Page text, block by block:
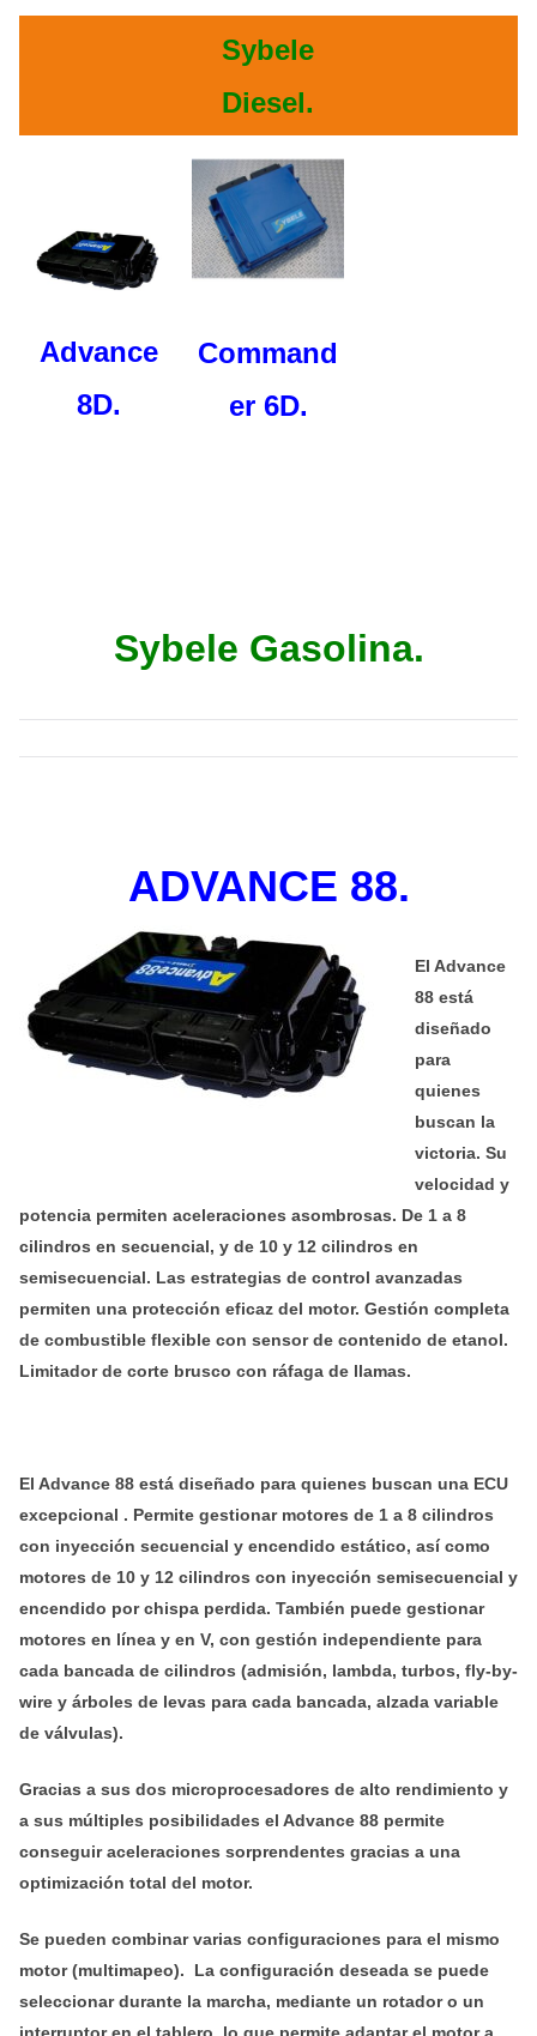
Sybele
Diesel.
Advance
8D.
Command
er 6D.
Sybele Gasolina.
ADVANCE 88.
El Advance
88 está
diseñado
para
quienes
buscan la
victoria. Su
velocidad y
potencia permiten aceleraciones asombrosas. De 1 a 8
cilindros en secuencial, y de 10 y 12 cilindros en
semisecuencial. Las estrategias de control avanzadas
permiten una protección eficaz del motor. Gestión completa
de combustible flexible con sensor de contenido de etanol.
Limitador de corte brusco con ráfaga de llamas.
El Advance 88 está diseñado para quienes buscan una ECU
excepcional . Permite gestionar motores de 1 a 8 cilindros
con inyección secuencial y encendido estático, así como
motores de 10 y 12 cilindros con inyección semisecuencial y
encendido por chispa perdida. También puede gestionar
motores en línea y en V, con gestión independiente para
cada bancada de cilindros (admisión, lambda, turbos, fly-by-
wire y árboles de levas para cada bancada, alzada variable
de válvulas).
Gracias a sus dos microprocesadores de alto rendimiento y
a sus múltiples posibilidades el Advance 88 permite
conseguir aceleraciones sorprendentes gracias a una
optimización total del motor.
Se pueden combinar varias configuraciones para el mismo
motor (multimapeo). La configuración deseada se puede
seleccionar durante la marcha, mediante un rotador o un
interruptor en el tablero, lo que permite adaptar el motor a